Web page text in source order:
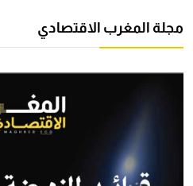
مجلة المغرب الاقتصادي